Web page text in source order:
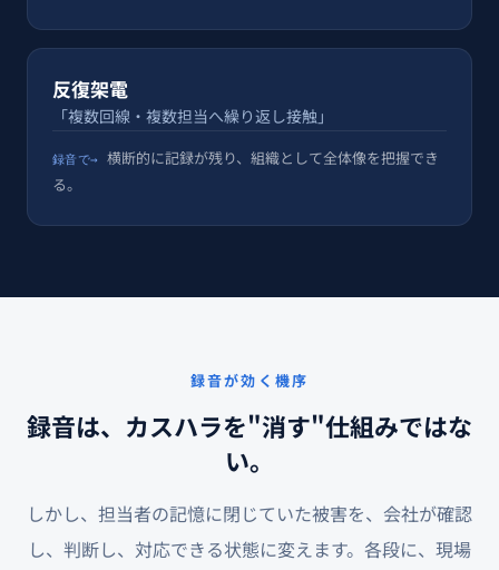
反復架電
「複数回線・複数担当へ繰り返し接触」
録音で→横断的に記録が残り、組織として全体像を把握でき
る。
録音が効く機序
録音は、カスハラを"消す"仕組みではな
い。
しかし、担当者の記憶に閉じていた被害を、会社が確認
し、判断し、対応できる状態に変えます。各段に、現場